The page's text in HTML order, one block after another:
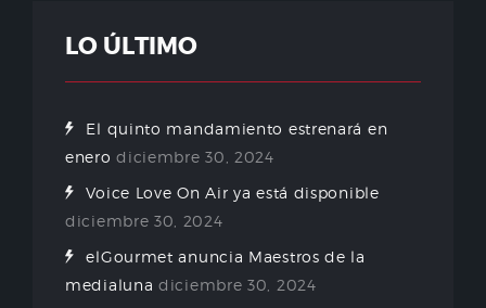
LO ÚLTIMO
El quinto mandamiento estrenará en
enero diciembre 30, 2024
Voice Love On Air ya está disponible
diciembre 30, 2024
elGourmet anuncia Maestros de la
medialuna diciembre 30, 2024